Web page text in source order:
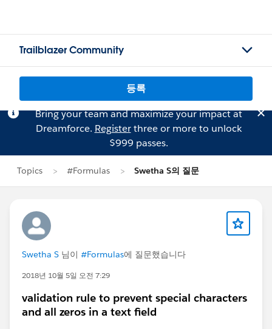
Trailblazer Community
등록
Bring your team and maximize your impact at
Dreamforce. Registerthree or more to unlock
$999 passes.
Topics #Formulas Swetha S의 질문
Swetha S 님이 #Formulas에 질문했습니다
2018년 10월 5일 오전 7:29
validation rule to prevent special characters
and all zeros in a text field